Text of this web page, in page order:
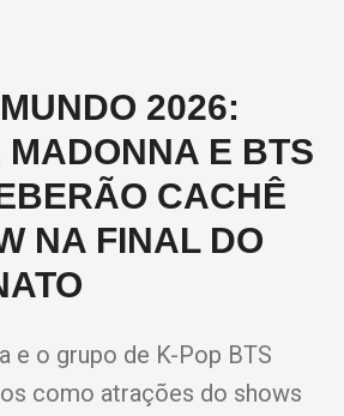
2026:
E BTS
CACHÊ
NA FINAL DO
e o grupo de K-Pop BTS
como atrações do shows